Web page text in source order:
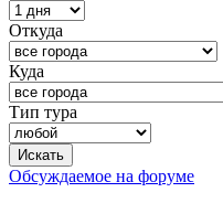
Откуда
Куда
Тип тура
Обсуждаемое на форуме